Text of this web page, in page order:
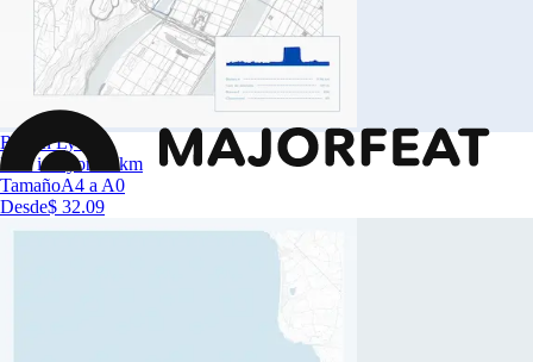
Run in Lyon
Run in Lyon 10km
TamañoA4 a A0
Desde$ 32.09